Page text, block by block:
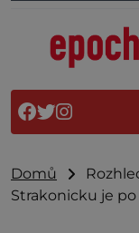
Domů
Strakonicku je